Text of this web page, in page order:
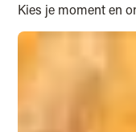
Kies je moment en